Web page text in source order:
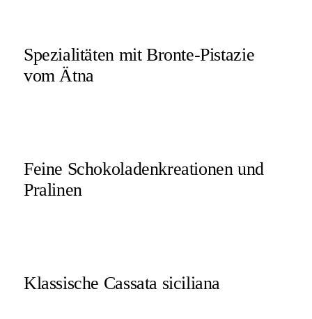
Spezialitäten mit Bronte-Pistazie
vom Ätna
Feine Schokoladenkreationen und
Pralinen
Klassische Cassata siciliana